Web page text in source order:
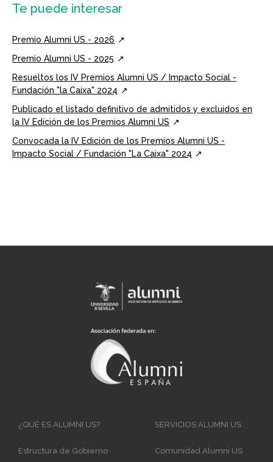
Te puede interesar
Premio Alumni US - 2026
Premio Alumni US - 2025
Resueltos los IV Premios Alumni US / Impacto Social -
Fundación "la Caixa" 2024
Publicado el listado definitivo de admitidos y excluidos en
la IV Edición de los Premios Alumni US
Convocada la IV Edición de los Premios Alumni US -
Impacto Social / Fundación "La Caixa" 2024
Main
¿QUÉ ES ALUMNI US?
Estructura de Gobierno
SERVICIOS ALUMNI US
Comunidad Alumni US